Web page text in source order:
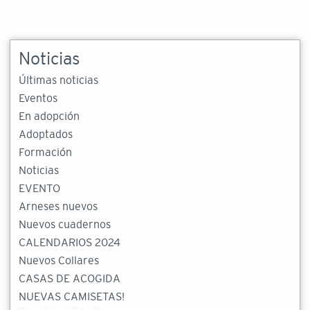
Noticias
Últimas noticias
Eventos
En adopción
Adoptados
Formación
Noticias
EVENTO
Arneses nuevos
Nuevos cuadernos
CALENDARIOS 2024
Nuevos Collares
CASAS DE ACOGIDA
NUEVAS CAMISETAS!